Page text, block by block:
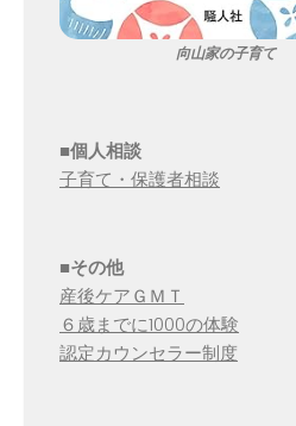
向山家の子育て
■個人相談
子育て・保護者相談
■その他
産後ケアＧＭＴ
６歳までに1000の体験
認定カウンセラー制度